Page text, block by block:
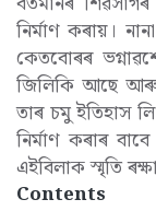
নিৰ্মাণ কৰায়।
কেতবোৰৰ
জিলিকি আছে আৰু
তাৰ চমু ইতিহাস
নিৰ্মাণ কৰাৰ
এইবিলাক স্মৃতি
Contents